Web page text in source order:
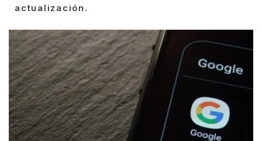
actualización.